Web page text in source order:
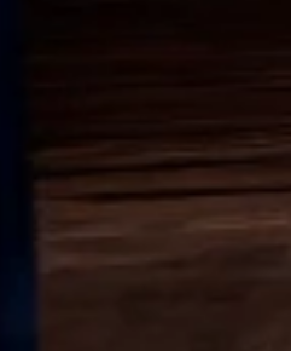
der både ældre
hvor mindre
garager og
Rolige og
med hække,
give mår gode
huse. Du kan få
vores lokale
så forbinder